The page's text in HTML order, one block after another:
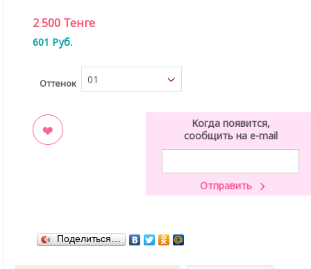
2 500 Тенге
601 Руб.
Оттенок 01
Когда появится,
сообщить на e-mail
Поделиться…